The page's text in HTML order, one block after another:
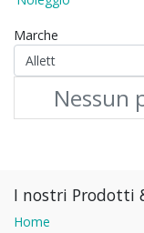
Marche
Nessun
I nostri Prodotti
Home